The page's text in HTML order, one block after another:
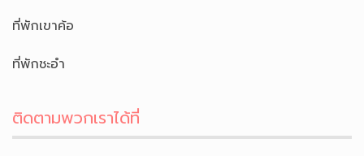
ที่พักเขาค้อ
ที่พักชะอำ
ติดตามพวกเราได้ที่